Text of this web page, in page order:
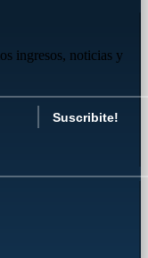
ingresos, noticias y